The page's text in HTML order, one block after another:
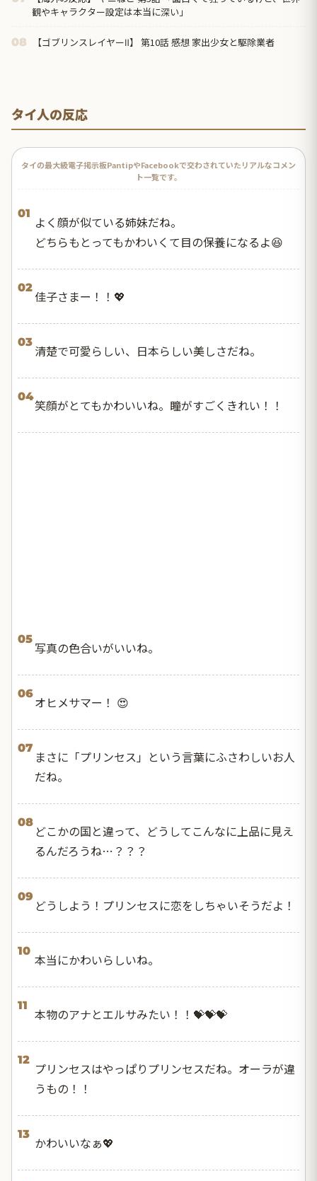
観やキャラクター設定は本当に深い」
08 【ゴブリンスレイヤーⅡ】 第10話 感想 家出少女と駆除業者
タイ人の反応
タイの最大級電子掲示板PantipやFacebookで交わされていたリアルなコメン
ト一覧です。
01
よく顔が似ている姉妹だね。
どちらもとってもかわいくて目の保養になるよ😆
02
佳子さまー！！💖
03
清楚で可愛らしい、日本らしい美しさだね。
04
笑顔がとてもかわいいね。瞳がすごくきれい！！
05
写真の色合いがいいね。
06
オヒメサマー！ 😍
07
まさに「プリンセス」という言葉にふさわしいお人
だね。
08
どこかの国と違って、どうしてこんなに上品に見え
るんだろうね…？？？
09
どうしよう！プリンセスに恋をしちゃいそうだよ！
10
本当にかわいらしいね。
11
本物のアナとエルサみたい！！💝💝💝
12
プリンセスはやっぱりプリンセスだね。オーラが違
うもの！！
13
かわいいなぁ💖